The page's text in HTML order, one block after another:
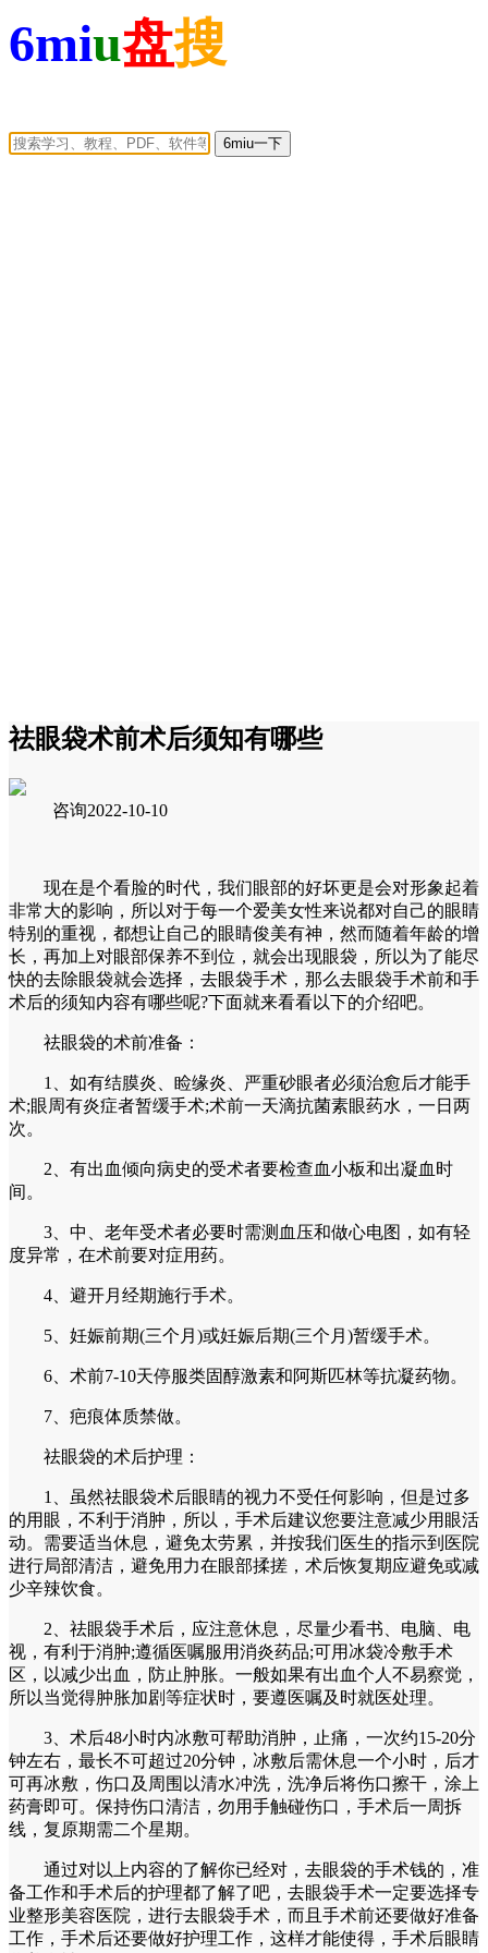
6miu盘搜
6miu一下
祛眼袋术前术后须知有哪些
咨询2022-10-10
现在是个看脸的时代，我们眼部的好坏更是会对形象起着
非常大的影响，所以对于每一个爱美女性来说都对自己的眼睛
特别的重视，都想让自己的眼睛俊美有神，然而随着年龄的增
长，再加上对眼部保养不到位，就会出现眼袋，所以为了能尽
快的去除眼袋就会选择，去眼袋手术，那么去眼袋手术前和手
术后的须知内容有哪些呢?下面就来看看以下的介绍吧。
祛眼袋的术前准备：
1、如有结膜炎、睑缘炎、严重砂眼者必须治愈后才能手
术;眼周有炎症者暂缓手术;术前一天滴抗菌素眼药水，一日两
次。
2、有出血倾向病史的受术者要检查血小板和出凝血时
间。
3、中、老年受术者必要时需测血压和做心电图，如有轻
度异常，在术前要对症用药。
4、避开月经期施行手术。
5、妊娠前期(三个月)或妊娠后期(三个月)暂缓手术。
6、术前7-10天停服类固醇激素和阿斯匹林等抗凝药物。
7、疤痕体质禁做。
祛眼袋的术后护理：
1、虽然祛眼袋术后眼睛的视力不受任何影响，但是过多
的用眼，不利于消肿，所以，手术后建议您要注意减少用眼活
动。需要适当休息，避免太劳累，并按我们医生的指示到医院
进行局部清洁，避免用力在眼部揉搓，术后恢复期应避免或减
少辛辣饮食。
2、祛眼袋手术后，应注意休息，尽量少看书、电脑、电
视，有利于消肿;遵循医嘱服用消炎药品;可用冰袋冷敷手术
区，以减少出血，防止肿胀。一般如果有出血个人不易察觉，
所以当觉得肿胀加剧等症状时，要遵医嘱及时就医处理。
3、术后48小时内冰敷可帮助消肿，止痛，一次约15-20分
钟左右，最长不可超过20分钟，冰敷后需休息一个小时，后才
可再冰敷，伤口及周围以清水冲洗，洗净后将伤口擦干，涂上
药膏即可。保持伤口清洁，勿用手触碰伤口，手术后一周拆
线，复原期需二个星期。
通过对以上内容的了解你已经对，去眼袋的手术钱的，准
备工作和手术后的护理都了解了吧，去眼袋手术一定要选择专
业整形美容医院，进行去眼袋手术，而且手术前还要做好准备
工作，手术后还要做好护理工作，这样才能使得，手术后眼睛